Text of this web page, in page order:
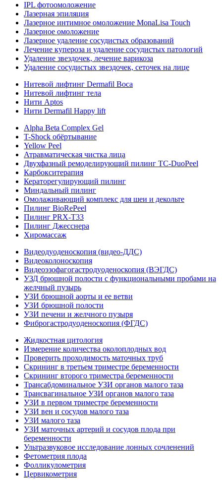
IPL фотоомоложение
Лазерная эпиляция
Лазерное интимное омоложение MonaLisa Touch
Лазерное омоложение
Лазерное удаление сосудистых образований
Лечение купероза и удаление сосудистых патологий
Удаление звездочек, лечение варикоза
Удаление сосудистых звездочек, сеточек на лице
Нитевой лифтинг Dermafil Boca
Нитевой лифтинг тела
Нити Aptos
Нити Dermafil Happy lift
Alpha Beta Complex Gel
T-Shock обёртывание
Yellow Peel
Атравматическая чистка лица
Двухфазный ремоделирующий пилинг TC-DuoPeel
Карбокситерапия
Кераторегулирующий пилинг
Миндальный пилинг
Омолаживающий комплекс для шеи и декольте
Пилинг BioRePeel
Пилинг PRX-T33
Пилинг Джесснера
Хиромассаж
Видеодуоденоскопия (видео-ДДС)
Видеоколоноскопия
Видеоэзофагогастродуоденоскопия (ВЭГДС)
УЗД брюшной полости с функциональными пробами на
желчный пузырь
УЗИ брюшной аорты и ее ветви
УЗИ брюшной полости
УЗИ печени и желчного пузыря
Фиброгастродуоденоскопия (ФГДС)
Жидкостная цитология
Измерение количества околоплодных вод
Проверить проходимость маточных труб
Скрининг в третьем триместре беременности
Скрининг второго триместра беременности
Трансабдоминальное УЗИ органов малого таза
Трансвагинальное УЗИ органов малого таза
УЗИ в первом триместре беременности
УЗИ вен и сосудов малого таза
УЗИ малого таза
УЗИ маточных артерий и сосудов плода при
беременности
Ультразвуковое исследование лонных сочленений
Фетометрия плода
Фолликулометрия
Цервикометрия